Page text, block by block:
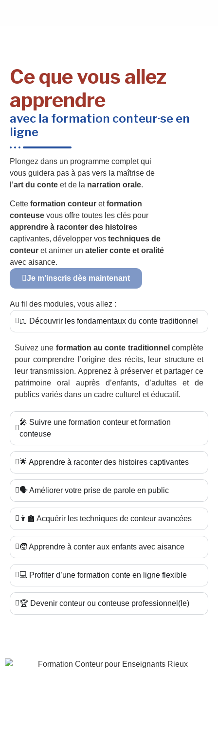
Ce que vous allez
apprendre
avec la formation conteur·se en
ligne
Plongez dans un programme complet qui
vous guidera pas à pas vers la maîtrise de
l’art du conte et de la narration orale.
Cette formation conteur etformation
conteuse vous offre toutes les clés pour
apprendre à raconter des histoires
captivantes, développer vos techniques de
conteur et animer un atelier conte et oralité
avec aisance.
Je m’inscris dès maintenant
Au fil des modules, vous allez :
📖 Découvrir les fondamentaux du conte traditionnel
Suivez une formation au conte traditionnel complète
pour comprendre l’origine des récits, leur structure et
leur transmission. Apprenez à préserver et partager ce
patrimoine oral auprès d’enfants, d’adultes et de
publics variés dans un cadre culturel et éducatif.
🎤 Suivre une formation conteur et formation
conteuse
🌟 Apprendre à raconter des histoires captivantes
🗣️ Améliorer votre prise de parole en public
👩‍🏫 Acquérir les techniques de conteur avancées
🧒 Apprendre à conter aux enfants avec aisance
💻 Profiter d’une formation conte en ligne flexible
🏆 Devenir conteur ou conteuse professionnel(le)